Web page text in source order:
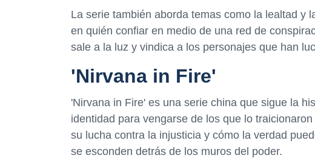
La serie también aborda temas como la lealtad y
en quién confiar en medio de una red de
sale a la luz y vindica a los personajes que han
'Nirvana in Fire'
'Nirvana in Fire' es una serie china que sigue la
identidad para vengarse de los que lo
su lucha contra la injusticia y cómo la verdad
se esconden detrás de los muros del poder.